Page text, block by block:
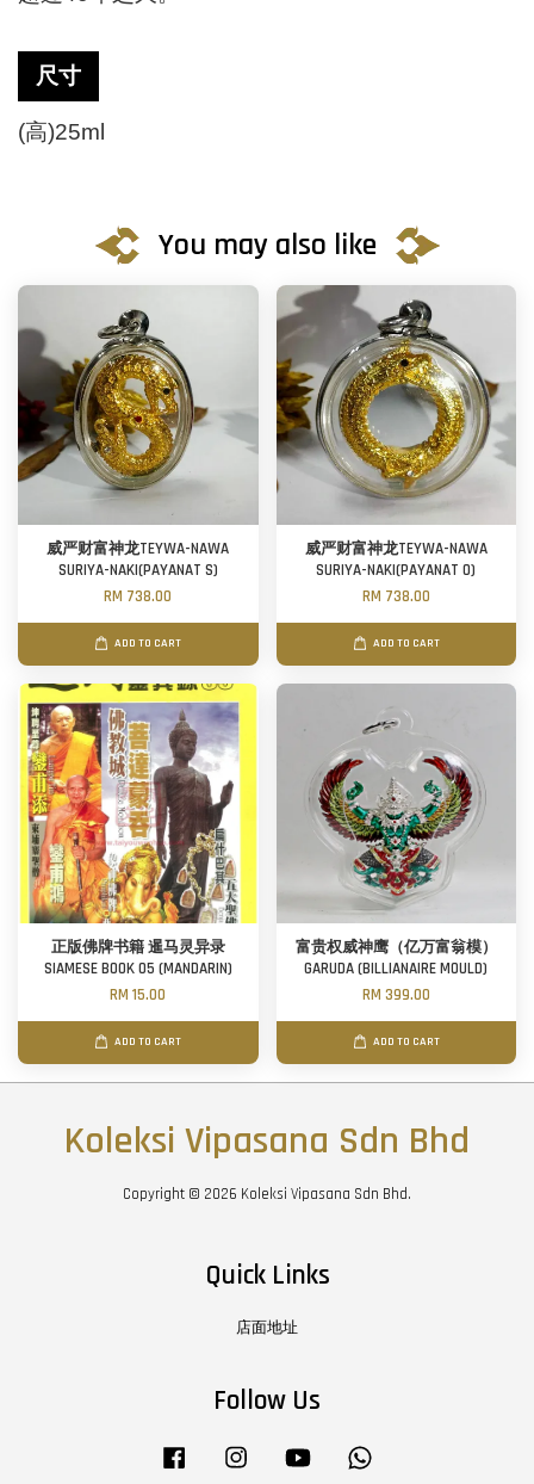
尺寸
(高)25ml
You may also like
威严财富神龙TEYWA-NAWA
SURIYA-NAKI(PAYANAT S)
RM 738.00
ADD TO CART
威严财富神龙TEYWA-NAWA
SURIYA-NAKI(PAYANAT O)
RM 738.00
ADD TO CART
正版佛牌书籍 暹马灵异录
SIAMESE BOOK 05 (MANDARIN)
RM 15.00
ADD TO CART
富贵权威神鹰（亿万富翁模）
GARUDA (BILLIANAIRE MOULD)
RM 399.00
ADD TO CART
Koleksi Vipasana Sdn Bhd
Copyright © 2026 Koleksi Vipasana Sdn Bhd.
Quick Links
店面地址
Follow Us
Facebook Instagram YouTube